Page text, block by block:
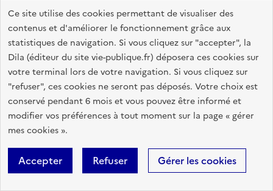
Ce site utilise des cookies permettant de visualiser des
contenus et d'améliorer le fonctionnement grâce aux
statistiques de navigation. Si vous cliquez sur "accepter", la
Dila (éditeur du site vie-publique.fr) déposera ces cookies sur
votre terminal lors de votre navigation. Si vous cliquez sur
"refuser", ces cookies ne seront pas déposés. Votre choix est
conservé pendant 6 mois et vous pouvez être informé et
modifier vos préférences à tout moment sur la page « gérer
mes cookies ».
Accepter Refuser Gérer les cookies
Contactez-nous
Lettres d'information
Espace Presse
Utiliser nos contenus
Flux RSS
Travailler avec Vie publique
Glossaire